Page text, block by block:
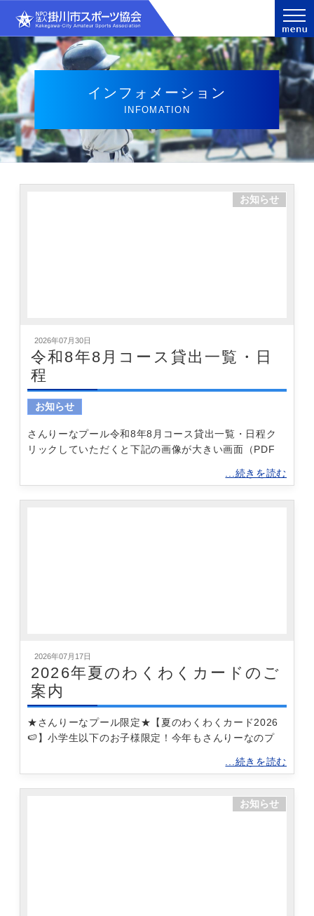
インフォメーション
INFOMATION
2026年07月30日
令和8年8月コース貸出一覧・日
程
お知らせ
お知らせ
さんりーなプール令和8年8月コース貸出一覧・日程ク
リックしていただくと下記の画像が大きい画面（PDF
...続きを読む
2026年07月17日
2026年夏のわくわくカードのご
案内
★さんりーなプール限定★【夏のわくわくカード2026
🍉】小学生以下のお子様限定！今年もさんりーなのプ
...続きを読む
お知らせ